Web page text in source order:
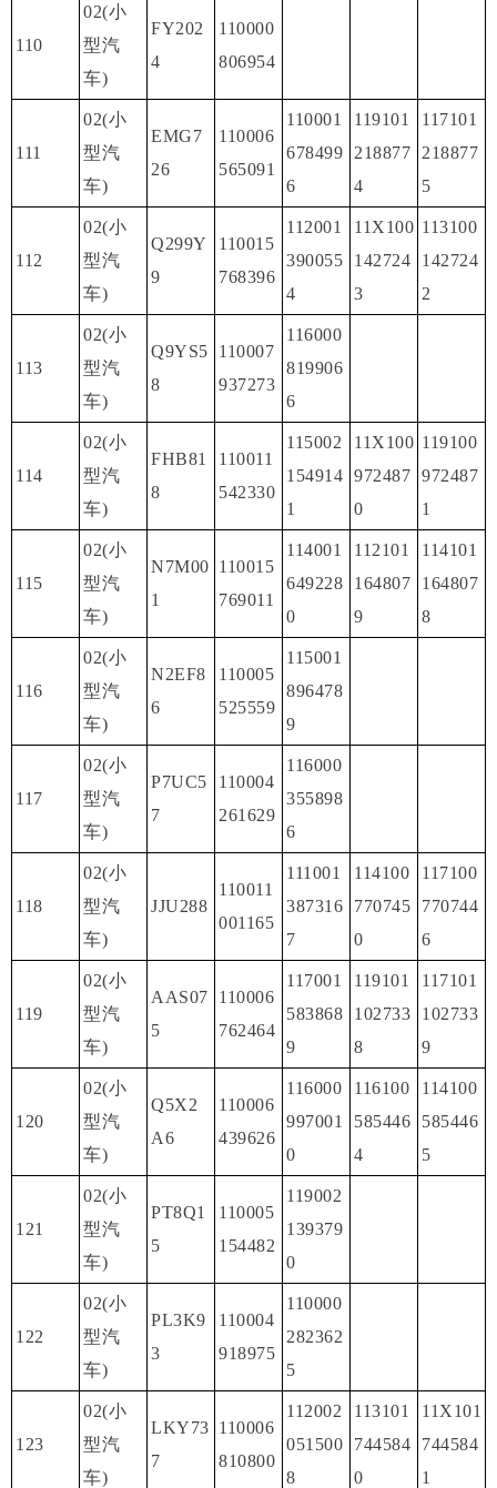
110
02(小
型汽
车)
FY202
4
110000
806954
111
02(小
型汽
车)
EMG7
26
110006
565091
110001
678499
6
119101
218877
4
117101
218877
5
112
02(小
型汽
车)
Q299Y
9
110015
768396
112001
390055
4
11X100
142724
3
113100
142724
2
113
02(小
型汽
车)
Q9YS5
8
110007
937273
116000
819906
6
114
02(小
型汽
车)
FHB81
8
110011
542330
115002
154914
1
11X100
972487
0
119100
972487
1
115
02(小
型汽
车)
N7M00
1
110015
769011
114001
649228
0
112101
164807
9
114101
164807
8
116
02(小
型汽
车)
N2EF8
6
110005
525559
115001
896478
9
117
02(小
型汽
车)
P7UC5
7
110004
261629
116000
355898
6
118
02(小
型汽
车)
JJU288
110011
001165
111001
387316
7
114100
770745
0
117100
770744
6
119
02(小
型汽
车)
AAS07
5
110006
762464
117001
583868
9
119101
102733
8
117101
102733
9
120
02(小
型汽
车)
Q5X2
A6
110006
439626
116000
997001
0
116100
585446
4
114100
585446
5
121
02(小
型汽
车)
PT8Q1
5
110005
154482
119002
139379
0
122
02(小
型汽
车)
PL3K9
3
110004
918975
110000
282362
5
123
02(小
型汽
车)
LKY73
7
110006
810800
112002
051500
8
113101
744584
0
11X101
744584
1